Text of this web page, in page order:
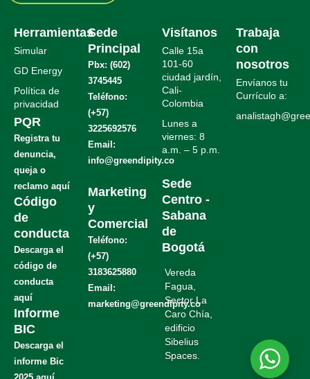
Herramientas
Simular
GD Energy
Política de
privacidad
PQR
Registra tu
denuncia,
queja o
reclamo aquí
Código
de
conducta
Descarga el
código de
conducta
aquí
Informe
BIC
Descarga el
informe Bic
Sede
Principal
Pbx: (602)
3745445
Teléfono:
(+57)
3225692576
Email:
info@greendipity.co
Marketing
y
Comercial
Teléfono:
(+57)
3183625880
Email:
marketing@greendipity.co
Visítanos
Calle 15a
101-60
ciudad jardín,
Cali-
Colombia
Lunes a
viernes: 8
a.m. – 5 p.m.
Sede
Centro -
Sabana
de
Bogotá
Vereda
Fagua,
Sector La
Caro Chía,
edificio
Sibelius
Spaces.
Trabaja
con
nosotros
Envíanos tu
Currículo a: